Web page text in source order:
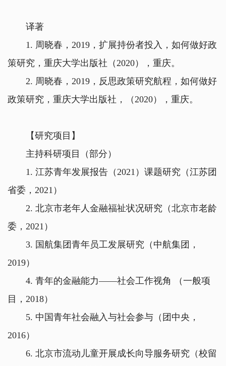
译著
1. 周晓春，2019，扩展持份者投入，如何做好政
策研究，重庆大学出版社（2020），重庆。
2. 周晓春，2019，反思政策研究航程，如何做好
政策研究，重庆大学出版社，（2020），重庆。
【研究项目】
主持科研项目（部分）
1. 江苏青年发展报告（2021）课题研究（江苏团
省委，2021）
2. 北京市老年人金融福祉状况研究（北京市老龄
委，2021）
3. 国航集团青年员工发展研究（中航集团，
2019）
4. 青年的金融能力——社会工作视角 （一般项
目，2018）
5. 中国青年社会融入与社会参与（团中央，
2016）
6. 北京市流动儿童开展成长向导服务研究（校留